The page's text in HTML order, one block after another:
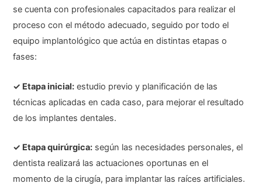
se cuenta con profesionales capacitados para realizar el
proceso con el método adecuado, seguido por todo el
equipo implantológico que actúa en distintas etapas o
fases:
✓ Etapa inicial: estudio previo y planificación de las
técnicas aplicadas en cada caso, para mejorar el resultado
de los implantes dentales.
✓ Etapa quirúrgica: según las necesidades personales, el
dentista realizará las actuaciones oportunas en el
momento de la cirugía, para implantar las raíces artificiales.